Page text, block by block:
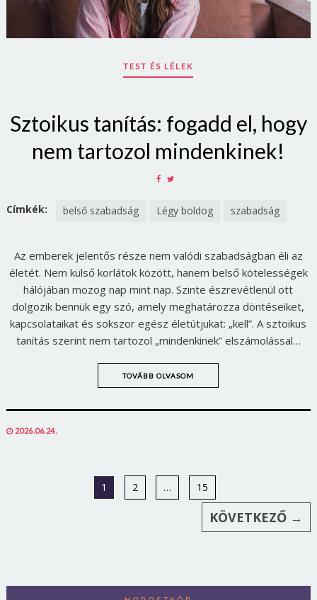
TEST ÉS LÉLEK
Sztoikus tanítás: fogadd el, hogy
nem tartozol mindenkinek!
SHARE
FACEBOOK
TWITTER
Címkék: belső szabadság Légy boldog szabadság
Az emberek jelentős része nem valódi szabadságban éli az
életét. Nem külső korlátok között, hanem belső kötelességek
hálójában mozog nap mint nap. Szinte észrevétlenül ott
dolgozik bennük egy szó, amely meghatározza döntéseiket,
kapcsolataikat és sokszor egész életútjukat: „kell”. A sztoikus
tanítás szerint nem tartozol „mindenkinek” elszámolással…
TOVÁBB OLVASOM
POSTED
2026.06.24.
1 2 … 15
KÖVETKEZŐ →